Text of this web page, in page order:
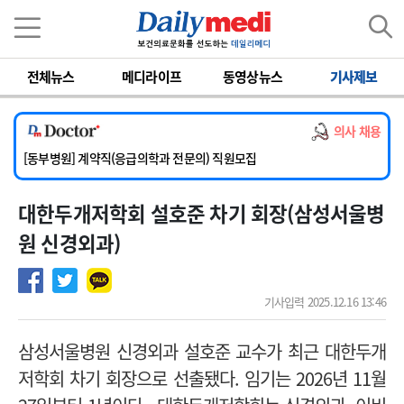
전체뉴스 메디라이프 동영상뉴스 기사제보
의사 채용
[서울아산병원] 2026년 하반기 인턴 모집
[영남대학교의료원] 마취통증의학과 임기제 임상의사 채용
[충남대학교병원] 소아청소년과(소아응급전담) 계약직 의사 공개채용
[동부병원] 계약직(응급의학과 전문의) 직원모집
[이대목동병원] 하반기 전공의(레지던트1년차) 모집
[서울아산병원] 2026년 하반기 인턴 모집
[영남대학교의료원] 마취통증의학과 임기제 임상의사 채용
대한두개저학회 설호준 차기 회장(삼성서울병
원 신경외과)
기사입력 2025.12.16 13:46
삼성서울병원 신경외과 설호준 교수가 최근 대한두개
저학회 차기 회장으로 선출됐다. 임기는 2026년 11월